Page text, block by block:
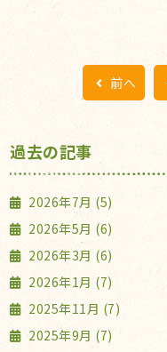
前へ
過去の記事
2026年7月 (5)
2026年5月 (6)
2026年3月 (6)
2026年1月 (7)
2025年11月 (7)
2025年9月 (7)